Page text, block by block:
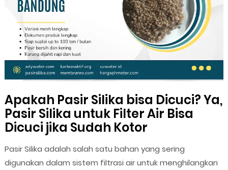
Apakah Pasir Silika bisa Dicuci? Ya,
Pasir Silika untuk Filter Air Bisa
Dicuci jika Sudah Kotor
Pasir Silika adalah salah satu bahan yang sering
digunakan dalam sistem filtrasi air untuk menghilangkan